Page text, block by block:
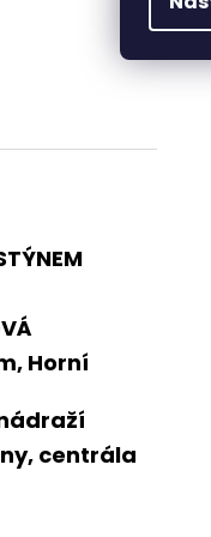
Horní
centrála